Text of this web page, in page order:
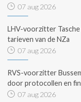
07 aug 2026
LHV-voorzitter
tarieven van de NZa
07 aug 2026
RVS-voorzitter
door protocollen en
07 aug 2026